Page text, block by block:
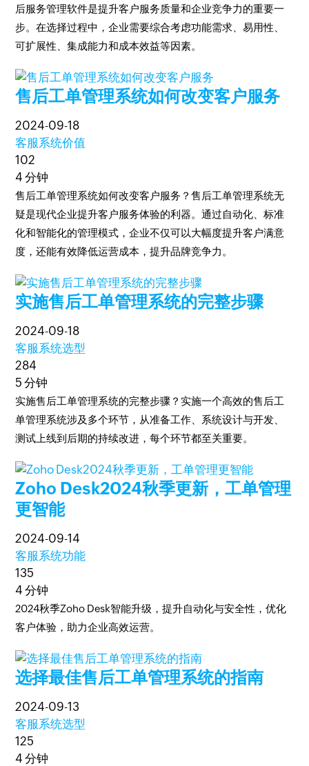
后服务管理软件是提升客户服务质量和企业竞争力的重要一
步。在选择过程中，企业需要综合考虑功能需求、易用性、
可扩展性、集成能力和成本效益等因素。
售后工单管理系统如何改变客户服务
2024-09-18
客服系统价值
102
4 分钟
售后工单管理系统如何改变客户服务？售后工单管理系统无
疑是现代企业提升客户服务体验的利器。通过自动化、标准
化和智能化的管理模式，企业不仅可以大幅度提升客户满意
度，还能有效降低运营成本，提升品牌竞争力。
实施售后工单管理系统的完整步骤
2024-09-18
客服系统选型
284
5 分钟
实施售后工单管理系统的完整步骤？实施一个高效的售后工
单管理系统涉及多个环节，从准备工作、系统设计与开发、
测试上线到后期的持续改进，每个环节都至关重要。
Zoho Desk2024秋季更新，工单管理
更智能
2024-09-14
客服系统功能
135
4 分钟
2024秋季Zoho Desk智能升级，提升自动化与安全性，优化
客户体验，助力企业高效运营。
选择最佳售后工单管理系统的指南
2024-09-13
客服系统选型
125
4 分钟